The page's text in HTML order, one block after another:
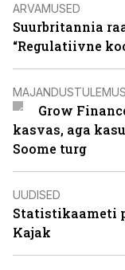
ARVAMUSED
Suurbritannia
“Regulatiivne
Grow
kasvas, aga
Soome turg
UUDISED
Statistikaameti
Kajak